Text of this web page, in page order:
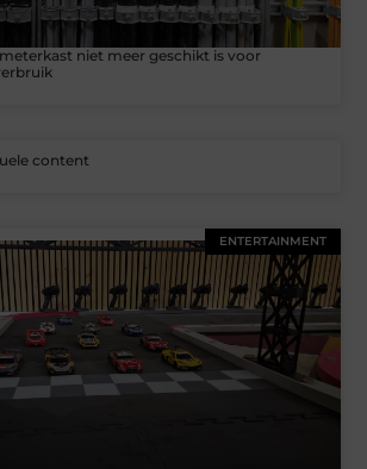
niet meer geschikt is voor
content
ENTERTAINMENT